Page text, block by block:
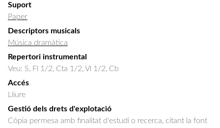
Suport
Paper
Descriptors musicals
Música dramàtica
Repertori instrumental
Veu: S, Fl 1/2, Cta 1/2, Vl 1/2, Cb
Accés
Lliure
Gestió dels drets d'explotació
Còpia permesa amb finalitat d'estudi o recerca, citant la font